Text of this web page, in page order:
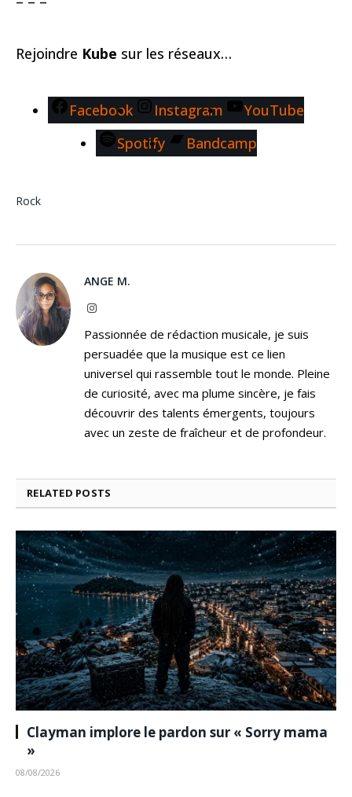
Rejoindre Kube sur les réseaux…
Facebook Instagram
YouTube
Spotify
Bandcamp
Rock
ANGE M.
Instagram
Passionnée de rédaction musicale, je suis
persuadée que la musique est ce lien
universel qui rassemble tout le monde. Pleine
de curiosité, avec ma plume sincère, je fais
découvrir des talents émergents, toujours
avec un zeste de fraîcheur et de profondeur.
RELATED POSTS
Clayman implore le pardon sur « Sorry mama
»
08/08/2026